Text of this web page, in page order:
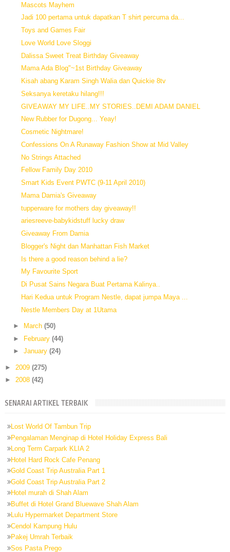
Mascots Mayhem
Jadi 100 pertama untuk dapatkan T shirt percuma da...
Toys and Games Fair
Love World Love Sloggi
Dalissa Sweet Treat Birthday Giveaway
Mama Ada Blog"~1st Birthday Giveaway
Kisah abang Karam Singh Walia dan Quickie 8tv
Seksanya keretaku hilang!!!
GIVEAWAY MY LIFE..MY STORIES..DEMI ADAM DANIEL
New Rubber for Dugong... Yeay!
Cosmetic Nightmare!
Confessions On A Runaway Fashion Show at Mid Valley
No Strings Attached
Fellow Family Day 2010
Smart Kids Event PWTC (9-11 April 2010)
Mama Damia's Giveaway
tupperware for mothers day giveaway!!
ariesreeve-babykidstuff lucky draw
Giveaway From Damia
Blogger's Night dan Manhattan Fish Market
Is there a good reason behind a lie?
My Favourite Sport
Di Pusat Sains Negara Buat Pertama Kalinya..
Hari Kedua untuk Program Nestle, dapat jumpa Maya ...
Nestle Members Day at 1Utama
► March (50)
► February (44)
► January (24)
► 2009 (275)
► 2008 (42)
SENARAI ARTIKEL TERBAIK
Lost World Of Tambun Trip
Pengalaman Menginap di Hotel Holiday Express Bali
Long Term Carpark KLIA 2
Hotel Hard Rock Cafe Penang
Gold Coast Trip Australia Part 1
Gold Coast Trip Australia Part 2
Hotel murah di Shah Alam
Buffet di Hotel Grand Bluewave Shah Alam
Lulu Hypermarket Department Store
Cendol Kampung Hulu
Pakej Umrah Terbaik
Sos Pasta Prego